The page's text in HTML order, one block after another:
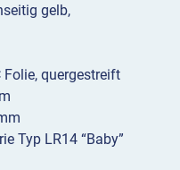
gelb,
quergestreift
Typ LR14 “Baby”